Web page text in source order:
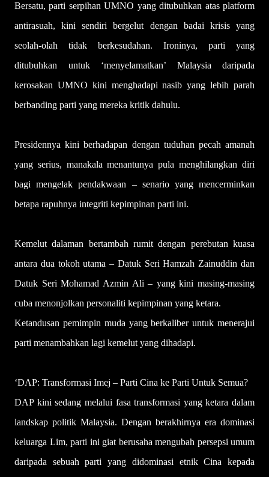
Bersatu, parti serpihan UMNO yang ditubuhkan atas platform
antirasuah, kini sendiri bergelut dengan badai krisis yang
seolah-olah tidak berkesudahan. Ironinya, parti yang
ditubuhkan untuk ‘menyelamatkan’ Malaysia daripada
kerosakan UMNO kini menghadapi nasib yang lebih parah
berbanding parti yang mereka kritik dahulu.
Presidennya kini berhadapan dengan tuduhan pecah amanah
yang serius, manakala menantunya pula menghilangkan diri
bagi mengelak pendakwaan – senario yang mencerminkan
betapa rapuhnya integriti kepimpinan parti ini.
Kemelut dalaman bertambah rumit dengan perebutan kuasa
antara dua tokoh utama – Datuk Seri Hamzah Zainuddin dan
Datuk Seri Mohamad Azmin Ali – yang kini masing-masing
cuba menonjolkan personaliti kepimpinan yang ketara.
Ketandusan pemimpin muda yang berkaliber untuk menerajui
parti menambahkan lagi kemelut yang dihadapi.
‘DAP: Transformasi Imej – Parti Cina ke Parti Untuk Semua?
DAP kini sedang melalui fasa transformasi yang ketara dalam
landskap politik Malaysia. Dengan berakhirnya era dominasi
keluarga Lim, parti ini giat berusaha mengubah persepsi umum
daripada sebuah parti yang didominasi etnik Cina kepada